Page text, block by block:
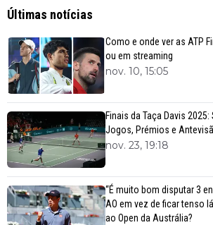
Últimas notícias
Como e onde ver as ATP
ou em streaming
nov. 10, 15:05
Finais da Taça Davis
Jogos, Prémios e
nov. 23, 19:18
“É muito bom disputar 3
AO em vez de ficar tenso
ao Open da Austrália?